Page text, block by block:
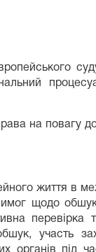
на повагу
життя в
щодо
участь
органів під